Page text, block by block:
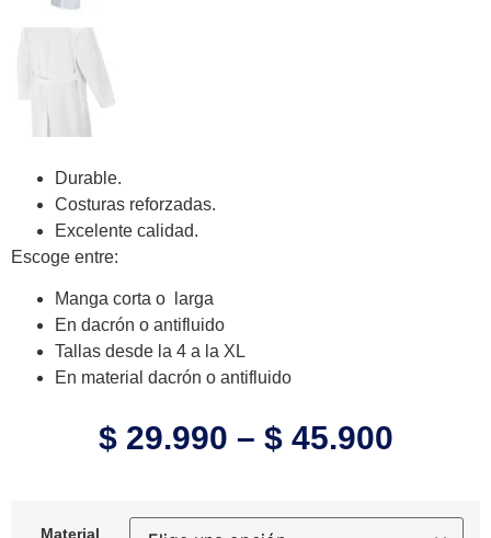
Durable.
Costuras reforzadas.
Excelente calidad.
Escoge entre:
Manga corta o larga
En dacrón o antifluido
Tallas desde la 4 a la XL
En material dacrón o antifluido
$29.990 – $45.900
Material